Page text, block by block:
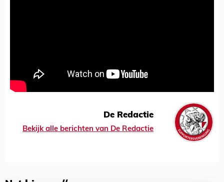
De Redactie
Bekijk alle berichten van De Redactie